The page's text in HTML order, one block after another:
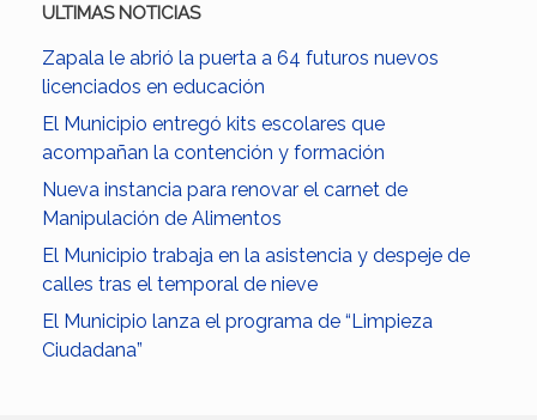
ULTIMAS NOTICIAS
Zapala le abrió la puerta a 64 futuros nuevos
licenciados en educación
El Municipio entregó kits escolares que
acompañan la contención y formación
Nueva instancia para renovar el carnet de
Manipulación de Alimentos
El Municipio trabaja en la asistencia y despeje de
calles tras el temporal de nieve
El Municipio lanza el programa de “Limpieza
Ciudadana”